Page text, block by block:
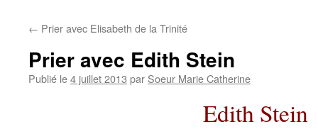
← Prier avec Elisabeth de la Trinité
Prier avec Edith Stein
Publié le4 juillet 2013 par Soeur Marie Catherine
Edith Stein